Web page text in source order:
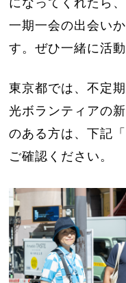
一期一会の出会い
す。ぜひ一緒に活
東京都では、不定
光ボランティアの
のある方は、下記
ご確認ください。